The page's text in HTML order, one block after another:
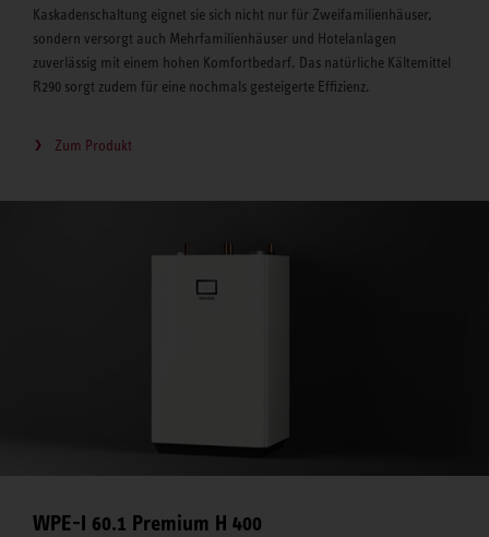
Kaskadenschaltung eignet sie sich nicht nur für Zweifamilienhäuser,
sondern versorgt auch Mehrfamilienhäuser und Hotelanlagen
zuverlässig mit einem hohen Komfortbedarf. Das natürliche Kältemittel
R290 sorgt zudem für eine nochmals gesteigerte Effizienz.
Zum Produkt
WPE-I 60.1 Premium H 400